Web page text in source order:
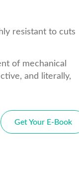
resistant to cuts
of mechanical
and literally,
Get Your E-Book